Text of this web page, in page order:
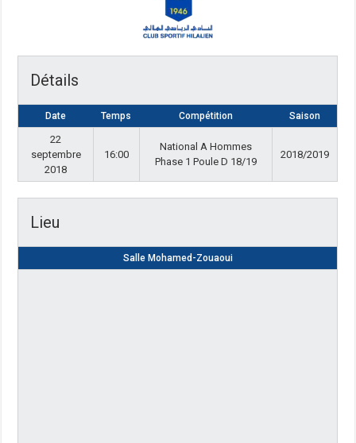
Détails
Date Temps Compétition Saison
22
septembre
2018
16:00
National A Hommes
Phase 1 Poule D 18/19
2018/2019
Lieu
Salle Mohamed-Zouaoui